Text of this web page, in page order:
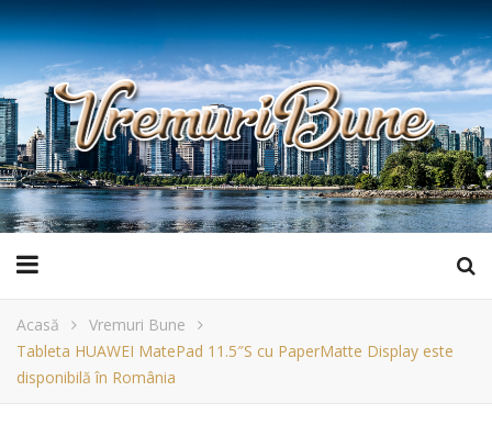
Acasă
Vremuri Bune
Tableta HUAWEI MatePad 11.5″S cu PaperMatte Display este
disponibilă în România